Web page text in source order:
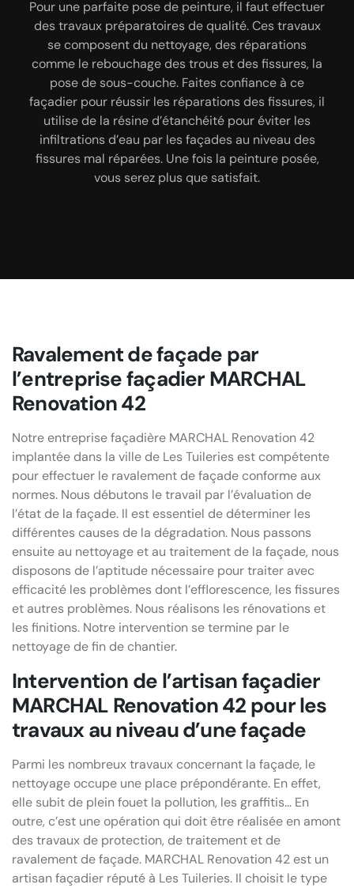
Pour une parfaite pose de peinture, il faut effectuer
des travaux préparatoires de qualité. Ces travaux
se composent du nettoyage, des réparations
comme le rebouchage des trous et des fissures, la
pose de sous-couche. Faites confiance à ce
façadier pour réussir les réparations des fissures, il
utilise de la résine d’étanchéité pour éviter les
infiltrations d’eau par les façades au niveau des
fissures mal réparées. Une fois la peinture posée,
vous serez plus que satisfait.
Travaux à effectuer, produits à utiliser, fournitures
nécessaires sont décrits dans le devis des travaux
de façade. Vous verrez que ce professionnel
pratique des prix des plus abordables avec une
qualité de service inégalable. Ce devis vous est
offert gracieusement et il ne vous engage en rien.
amélioration et réparation en cas de besoin.
L’amélioration de l’étanchéité des façades passe
par la pose de produits hydrofuges sur les façades.
Les artisans de l’entreprise posent les produits lors
de l’application de l’enduit ou de la peinture. Pour
l’entreprise MARCHAL Renovation 42, la pose de
produit hydrofuge est une opération pour
imperméabiliser une façade. Il est aussi important
d’appliquer de l’anti-mousse les produits
Ravalement de façade par
l’entreprise façadier MARCHAL
Renovation 42
Notre entreprise façadière MARCHAL Renovation 42
implantée dans la ville de Les Tuileries est compétente
pour effectuer le ravalement de façade conforme aux
normes. Nous débutons le travail par l’évaluation de
l’état de la façade. Il est essentiel de déterminer les
différentes causes de la dégradation. Nous passons
ensuite au nettoyage et au traitement de la façade, nous
disposons de l’aptitude nécessaire pour traiter avec
efficacité les problèmes dont l’efflorescence, les fissures
et autres problèmes. Nous réalisons les rénovations et
les finitions. Notre intervention se termine par le
nettoyage de fin de chantier.
Intervention de l’artisan façadier
MARCHAL Renovation 42 pour les
travaux au niveau d’une façade
Parmi les nombreux travaux concernant la façade, le
nettoyage occupe une place prépondérante. En effet,
elle subit de plein fouet la pollution, les graffitis… En
outre, c’est une opération qui doit être réalisée en amont
des travaux de protection, de traitement et de
ravalement de façade. MARCHAL Renovation 42 est un
artisan façadier réputé à Les Tuileries. Il choisit le type